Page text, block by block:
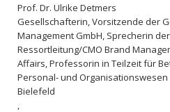
Prof. Dr. Ulrike Detmers
Gesellschafterin, Vorsitzende der
Management GmbH, Sprecherin
Ressortleitung/CMO Brand
Affairs, Professorin in Teilzeit für
Personal- und Organisationswesen
Bielefeld
,